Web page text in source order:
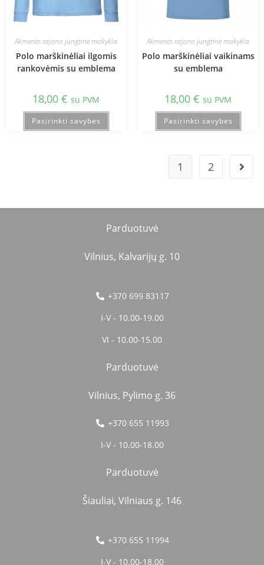
Akmenės rajono jungtinė mokykla
Polo marškinėliai ilgomis
rankovėmis su emblema
18,00 € su PVM
Pasirinkti savybes
Akmenės rajono jungtinė mokykla
Polo marškinėliai vaikinams
su emblema
18,00 € su PVM
Pasirinkti savybes
1 2
Parduotuvė
Vilnius, Kalvarijų g. 10
+370 699 83117
I-V - 10.00-19.00
VI - 10.00-15.00
Parduotuvė
Vilnius, Pylimo g. 36
+370 655 11993
I-V - 10.00-18.00
Parduotuvė
Šiauliai, Vilniaus g. 146
+370 655 11994
I-V - 10.00-18.00